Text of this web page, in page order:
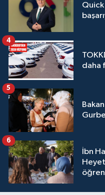
Quick
daha
4
5
İbn
6